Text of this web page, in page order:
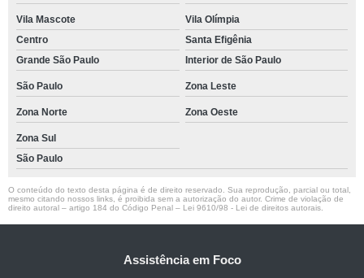
Vila Mascote
Vila Olímpia
Centro
Santa Efigênia
Grande São Paulo
Interior de São Paulo
São Paulo Zona Leste
Zona Norte Zona Oeste
Zona Sul
São Paulo
O conteúdo do texto desta página é de direito reservado. Sua reprodução, parcial ou total,
mesmo citando nossos links, é proibida sem a autorização do autor. Crime de violação de
direito autoral – artigo 184 do Código Penal – Lei 9610/98 - Lei de direitos autorais
Assistência em Foco